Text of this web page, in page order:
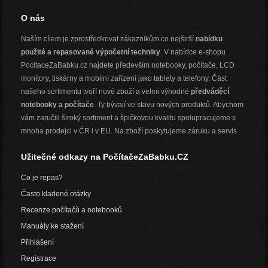
O nás
Naším cílem je zprostředkovat zákazníkům co nejširší nabídku
použité a repasované výpočetní techniky. V nabídce e-shopu
PocitaceZaBabku.cz najdete především notebooky, počítače, LCD
monitory, tiskárny a mobilní zařízení jako tablety a telefony. Část
našeho sortimentu tvoří nové zboží a velmi výhodné předváděcí
notebooky a počítače. Ty bývají ve stavu nových produktů. Abychom
vám zaručili široký sortiment a špičkovou kvalitu spolupracujeme s
mnoha prodejci v ČR i v EU. Na zboží poskytujeme záruku a servis.
Užitečné odkazy na PočítačeZaBabku.CZ
Co je repas?
Často kladené otázky
Recenze počítačů a notebooků
Manuály ke stažení
Přihlášení
Registrace